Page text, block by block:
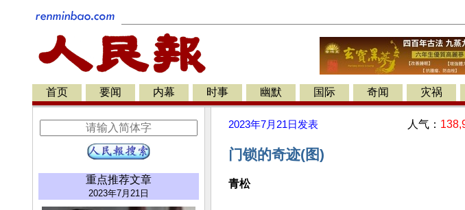
首页 要闻 内幕 时事 幽默 国际 奇闻 灾祸
重点推荐文章
2023年7月21日
2023年7月21日 发表 人气：
门锁的奇迹(图)
青松